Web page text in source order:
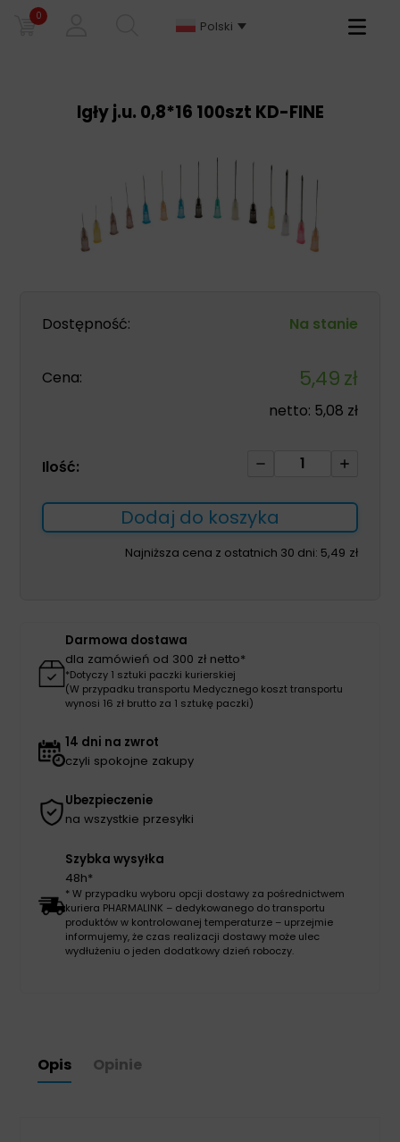
0
Polski
Primary
Igły j.u. 0,8*16 100szt KD-FINE
Dostępność: Na stanie
Cena: 5,49zł
netto: 5,08 zł
Ilość:
ilość
j.u.
0,8*16
100szt
Dodaj do koszyka
Najniższa cena z ostatnich 30 dni: 5,49 zł
Darmowa dostawa
dla zamówień od 300 zł netto*
*Dotyczy 1 sztuki paczki kurierskiej
(W przypadku transportu Medycznego koszt transportu
wynosi 16 zł brutto za 1 sztukę paczki)
14 dni na zwrot
czyli spokojne zakupy
Ubezpieczenie
na wszystkie przesyłki
Szybka wysyłka
48h*
* W przypadku wyboru opcji dostawy za pośrednictwem
kuriera PHARMALINK – dedykowanego do transportu
produktów w kontrolowanej temperaturze – uprzejmie
informujemy, że czas realizacji dostawy może ulec
wydłużeniu o jeden dodatkowy dzień roboczy.
Opis Opinie